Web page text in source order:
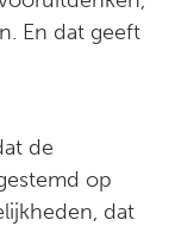
En dat geeft
de
op
dat